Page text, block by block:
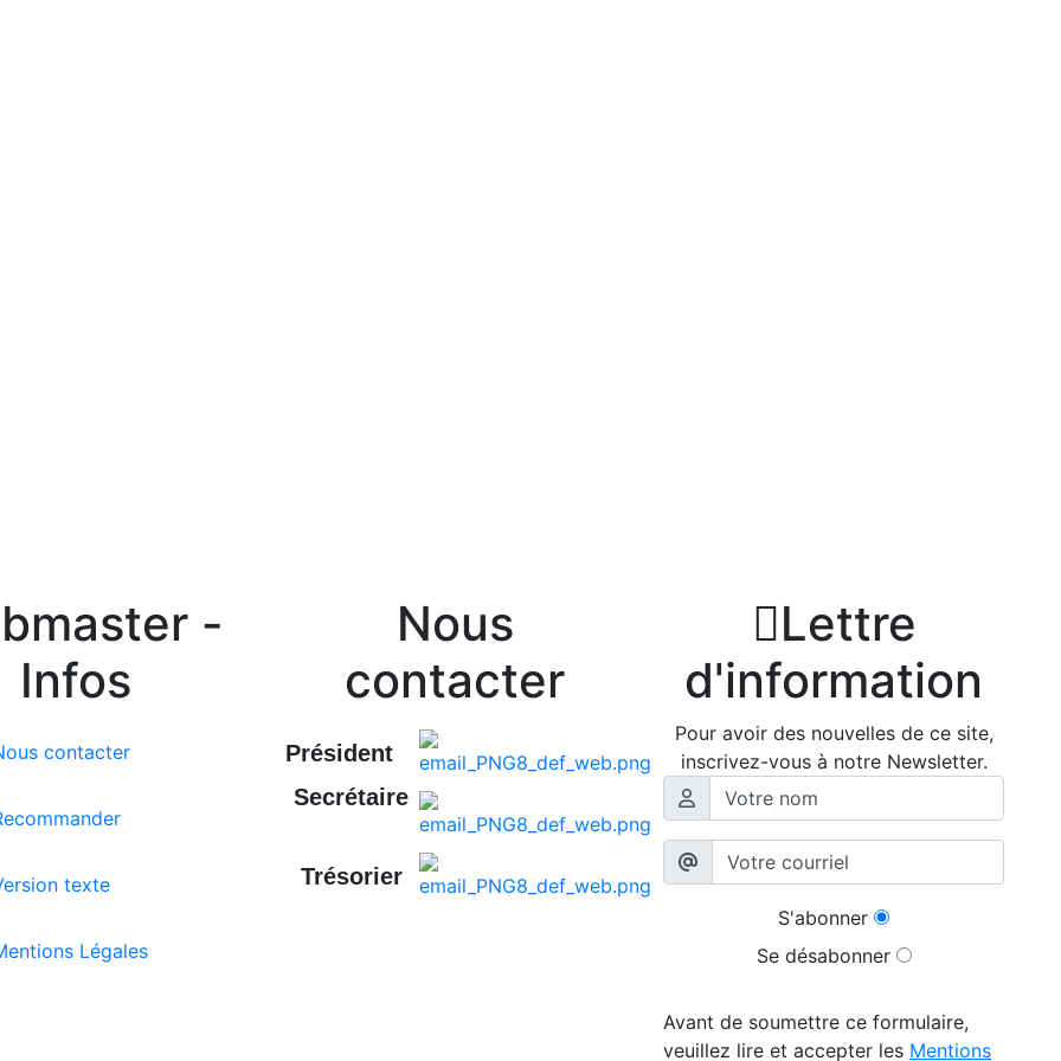
météorologiques
de téléphones
monde entier.
infoannuaire.fr vous
-
Infos
contacter
texte
Légales
Nous
contacter
Président
Secrétaire
Trésorier
Lettre
d'information
Pour avoir des nouvelles de ce site,
inscrivez-vous à notre Newsletter.
S'abonner
Se désabonner
Avant de soumettre ce formulaire,
veuillez lire et accepter les Mentions